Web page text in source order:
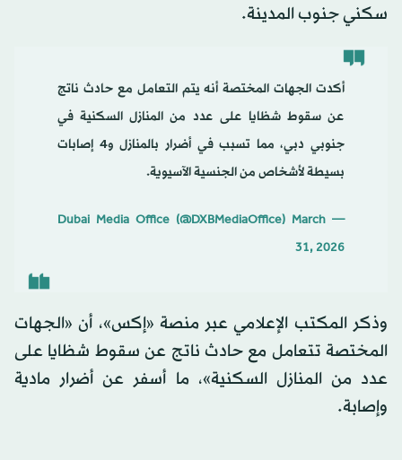
سكني جنوب المدينة.
أكدت الجهات المختصة أنه يتم التعامل مع حادث ناتج
عن سقوط شظايا على عدد من المنازل السكنية في
جنوبي دبي، مما تسبب في أضرار بالمنازل و4 إصابات
بسيطة لأشخاص من الجنسية الآسيوية.
— Dubai Media Office (@DXBMediaOffice)
March
31, 2026
وذكر المكتب الإعلامي عبر منصة «إكس»، أن «الجهات
المختصة تتعامل مع حادث ناتج عن سقوط شظايا على
عدد من المنازل السكنية»، ما أسفر عن أضرار مادية
وإصابة.